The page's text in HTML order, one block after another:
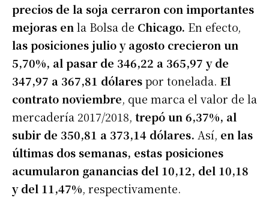
precios de la soja cerraron con importantes
mejoras en la Bolsa de Chicago. En efecto,
las posiciones julio y agosto crecieron un
5,70%, al pasar de 346,22 a 365,97 y de
347,97 a 367,81 dólarespor tonelada. El
contrato noviembre, que marca el valor de la
mercadería 2017/2018, trepó un 6,37%, al
subir de 350,81 a 373,14 dólares. Así, en las
últimas dos semanas, estas posiciones
acumularon ganancias del 10,12, del 10,18
y del 11,47%, respectivamente.